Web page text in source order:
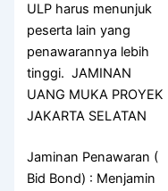
ULP harus menunjuk
peserta lain yang
penawarannya lebih
tinggi. JAMINAN
UANG MUKA PROYEK
JAKARTA SELATAN
Jaminan Penawaran (
Bid Bond) : Menjamin